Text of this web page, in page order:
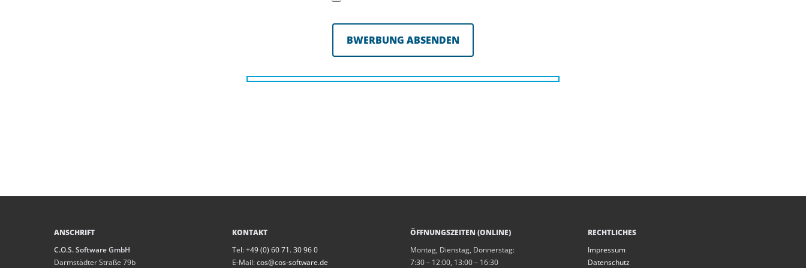
ANSCHRIFT
C.O.S. Software GmbH
Darmstädter Straße 79b
KONTAKT
Tel:+49 (0) 60 71. 30 96 0
E-Mail:cos@cos-software.de
ÖFFNUNGSZEITEN (ONLINE)
Montag, Dienstag, Donnerstag:
7:30 – 12:00, 13:00 – 16:30
RECHTLICHES
Impressum
Datenschutz